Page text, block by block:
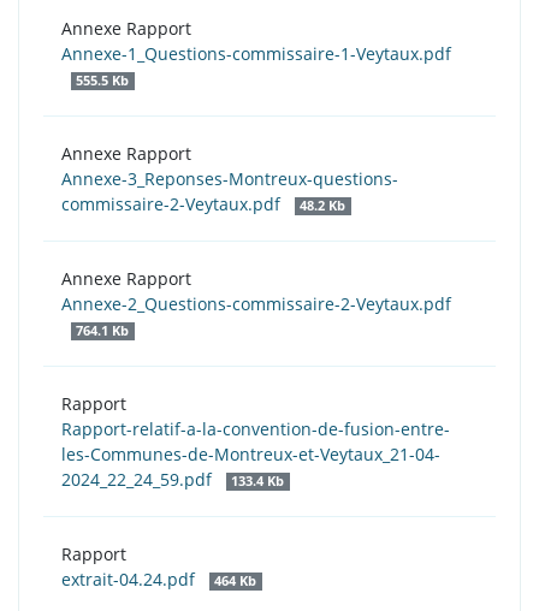
Annexe Rapport
Annexe-1_Questions-commissaire-1-Veytaux.pdf
555.5 Kb
Annexe Rapport
Annexe-3_Reponses-Montreux-questions-
commissaire-2-Veytaux.pdf
48.2 Kb
Annexe Rapport
Annexe-2_Questions-commissaire-2-Veytaux.pdf
764.1 Kb
Rapport
Rapport-relatif-a-la-convention-de-fusion-entre-
les-Communes-de-Montreux-et-Veytaux_21-04-
2024_22_24_59.pdf
133.4 Kb
Rapport
extrait-04.24.pdf
464 Kb